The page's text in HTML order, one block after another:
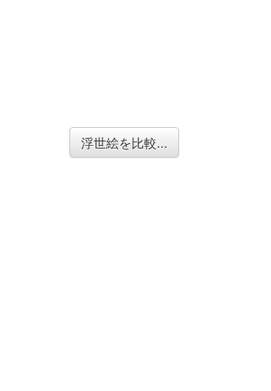
浮世絵を比較...